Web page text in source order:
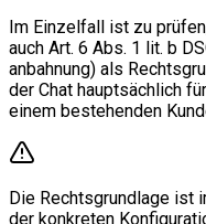
Im Einzelfall ist zu
auch Art. 6 Abs. 1 lit. b
anbahnung) als
der Chat hauptsächlich
einem bestehenden
Die Rechtsgrundlage ist
der konkreten